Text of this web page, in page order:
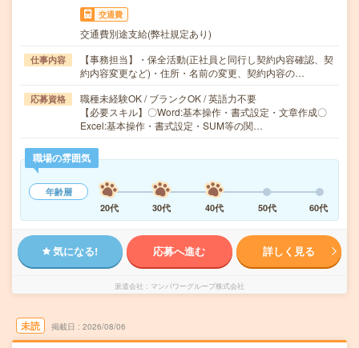
交通費
交通費別途支給(弊社規定あり)
仕事内容
【事務担当】・保全活動(正社員と同行し契約内容確認、契
約内容変更など)・住所・名前の変更、契約内容の…
応募資格
職種未経験OK / ブランクOK / 英語力不要
【必要スキル】〇Word:基本操作・書式設定・文章作成〇
Excel:基本操作・書式設定・SUM等の関…
職場の雰囲気
年齢層
20代
30代 40代 50代 60代
気になる! 応募へ進む 詳しく見る
派遣会社 マンパワーグループ株式会社
未読 掲載日 2026/08/06